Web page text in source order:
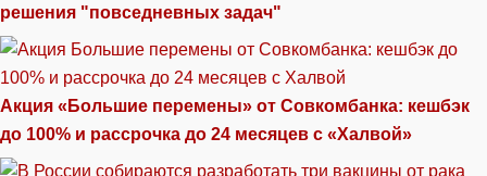
решения "повседневных задач"
Акция «Большие перемены» от Совкомбанка: кешбэк
до 100% и рассрочка до 24 месяцев с «Халвой»